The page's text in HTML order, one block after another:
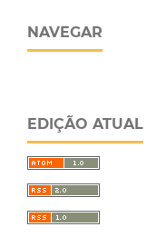
NAVEGAR
EDIÇÃO ATUAL